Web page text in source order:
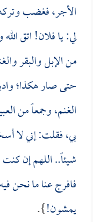
الأجر، فغضب
لي: يا فلان! اتق
من الإبل والبقر
حتى صار هكذا؛
الغنم، وجمعاً من
بي، فقلت: إني لا
شيئاً.. اللهم إن كنت
فافرج عنا ما نحن
يمشون!}.